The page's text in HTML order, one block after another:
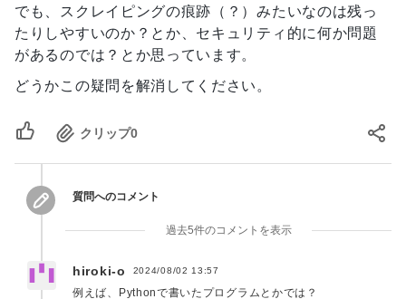
でも、スクレイピングの痕跡（？）みたいなのは残っ
たりしやすいのか？とか、セキュリティ的に何か問題
があるのでは？とか思っています。
どうかこの疑問を解消してください。
クリップ0
質問へのコメント
過去5件のコメントを表示
hiroki-o 2024/08/02 13:57
例えば、Pythonで書いたプログラムとかでは？